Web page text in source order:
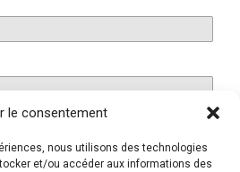
le consentement
nous utilisons des technologies
et/ou accéder aux informations des
réduire les indésirables.En